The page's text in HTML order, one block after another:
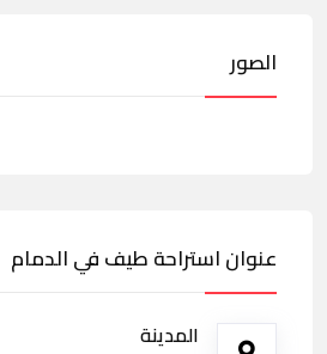
الصور
عنوان استراحة طيف في الدمام
المدينة